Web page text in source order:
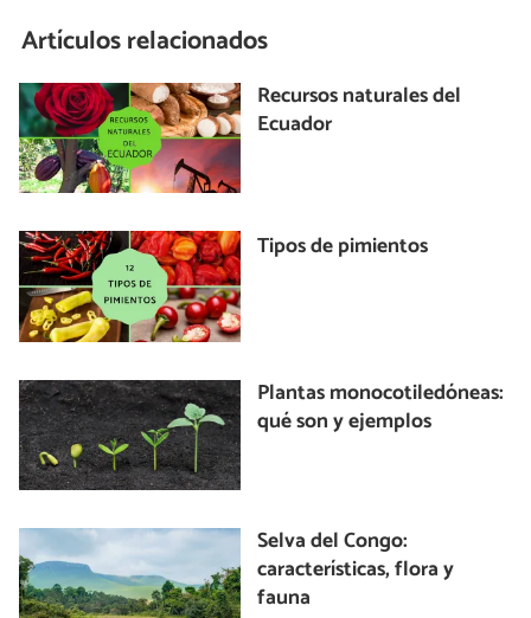
Artículos relacionados
Recursos naturales del
Ecuador
Tipos de pimientos
Plantas monocotiledóneas:
qué son y ejemplos
Selva del Congo:
características, flora y
fauna